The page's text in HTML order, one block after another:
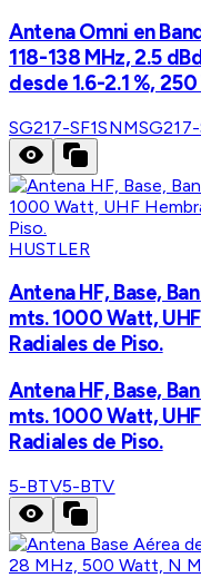
Antena Omni en
118-138 MHz, 2.5
desde 1.6-2.1 %,
SG217-SF1SNM
HUSTLER
Antena HF, Base,
mts. 1000 Watt,
Radiales de Piso.
Antena HF, Base,
mts. 1000 Watt,
Radiales de Piso.
5-BTV5-BTV